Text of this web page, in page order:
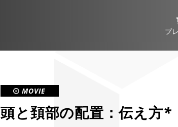
MOVIE
頭と頚部の配置：伝え方*